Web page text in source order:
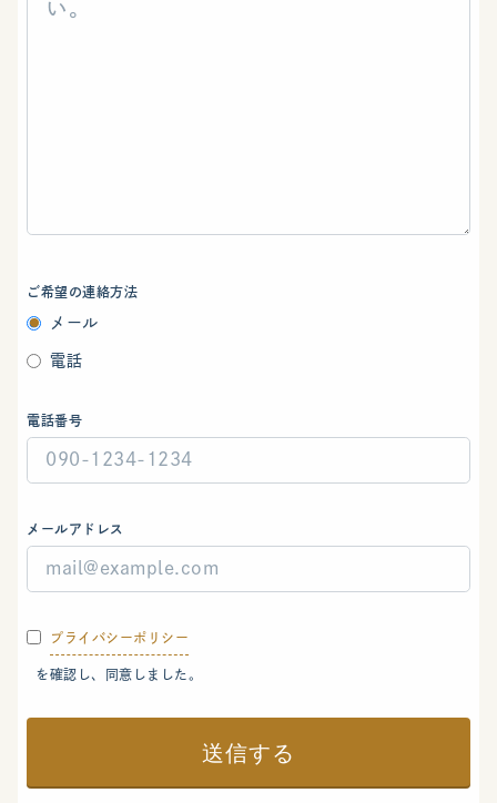
ご希望の連絡方法
メール
電話
電話番号
メールアドレス
プライバシーポリシー
を確認し、同意しました。